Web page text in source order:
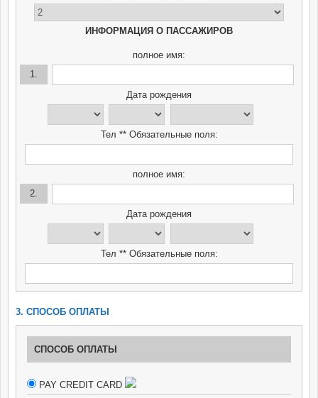
ИНФОРМАЦИЯ О ПАССАЖИРОВ
полное имя:
1.
Дата рождения
Тел ** Обязательные поля:
полное имя:
2.
Дата рождения
Тел ** Обязательные поля:
3. СПОСОБ ОПЛАТЫ
СПОСОБ ОПЛАТЫ
PAY CREDIT CARD